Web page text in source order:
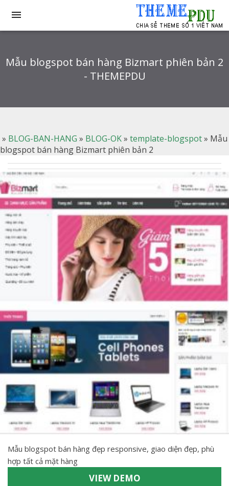

Mẫu blogspot bán hàng Bizmart phiên bản 2
- THEMEPDU
» BLOG-BAN-HANG » BLOG-OK» template-blogspot» Mẫu
blogspot bán hàng Bizmart phiên bản 2
Mẫu blogspot bán hàng đẹp responsive, giao diện đẹp, phù
hợp tất cả mặt hàng
VIEW DEMO